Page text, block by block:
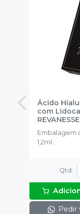
Ácido
com
REVANESSE
Embalagem
1,2ml.
Qtd :
Pedir